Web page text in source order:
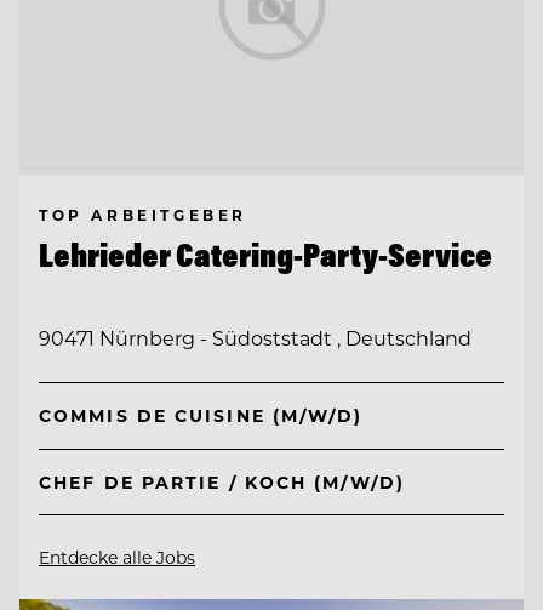
TOP ARBEITGEBER
Lehrieder Catering-Party-Service
90471 Nürnberg - Südoststadt , Deutschland
COMMIS DE CUISINE (M/W/D)
CHEF DE PARTIE / KOCH (M/W/D)
Entdecke alle Jobs